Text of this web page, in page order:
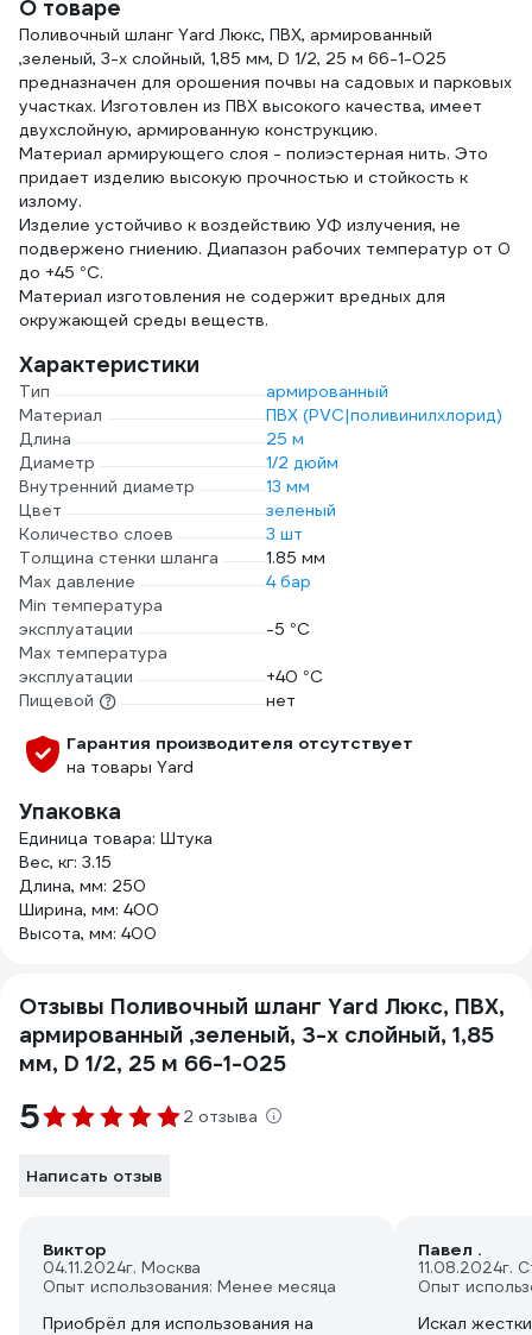
О товаре
Поливочный шланг Yard Люкс, ПВХ, армированный
,зеленый, 3-х слойный, 1,85 мм, D 1/2, 25 м 66-1-025
предназначен для орошения почвы на садовых и парковых
участках. Изготовлен из ПВХ высокого качества, имеет
двухслойную, армированную конструкцию.
Материал армирующего слоя - полиэстерная нить. Это
придает изделию высокую прочностью и стойкость к
излому.
Изделие устойчиво к воздействию УФ излучения, не
подвержено гниению. Диапазон рабочих температур от 0
до +45 °С.
Материал изготовления не содержит вредных для
окружающей среды веществ.
Характеристики
Тип
армированный
Материал
ПВХ (PVC|поливинилхлорид)
Длина
25 м
Диаметр
1/2 дюйм
Внутренний диаметр
13 мм
Цвет
зеленый
Количество слоев
3 шт
Толщина стенки шланга
1.85 мм
Max давление
4 бар
Min температура
эксплуатации
-5 °С
Мах температура
эксплуатации
+40 °С
Пищевой
нет
Гарантия производителя отсутствует
на товары Yard
Упаковка
Единица товара: Штука
Вес, кг: 3.15
Длина, мм: 250
Ширина, мм: 400
Высота, мм: 400
Отзывы Поливочный шланг Yard Люкс, ПВХ,
армированный ,зеленый, 3-х слойный, 1,85
мм, D 1/2, 25 м 66-1-025
5 2 отзыва
Написать отзыв
Виктор
04.11.2024г. Москва
Опыт использования: Менее месяца
Приобрёл для использования на
Павел .
11.08.2024г.
Опыт
Искал